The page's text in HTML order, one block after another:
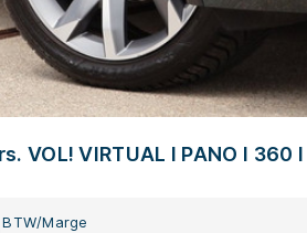
VOL! VIRTUAL l PANO l 360 l
BTW/Marge